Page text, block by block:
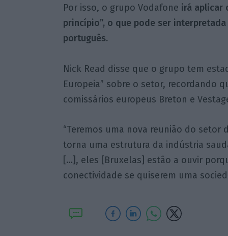
Por isso, o grupo Vodafone irá aplicar
princípio”, o que pode ser
português.
Nick Read disse que o grupo tem
Europeia” sobre o setor, recordando
comissários europeus Breton e
“Teremos uma nova reunião do
torna uma estrutura da indústria
[…], eles [Bruxelas] estão a ouvir
conectividade se quiserem uma